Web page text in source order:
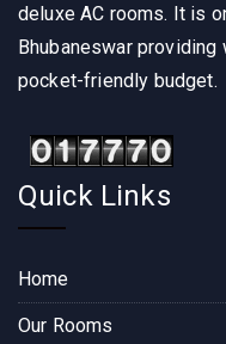
deluxe AC rooms. It is
Bhubaneswar
pocket-friendly budget.
Quick Links
Home
Our Rooms